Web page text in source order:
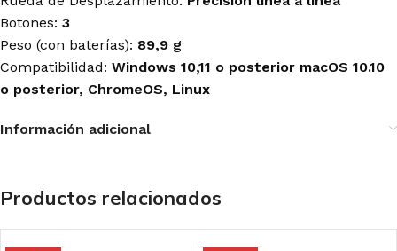
Botones: 3
Peso (con baterías): 89,9 g
Compatibilidad: Windows 10,11 o posterior macOS 10.10
o posterior, ChromeOS, Linux
Información adicional
Productos relacionados